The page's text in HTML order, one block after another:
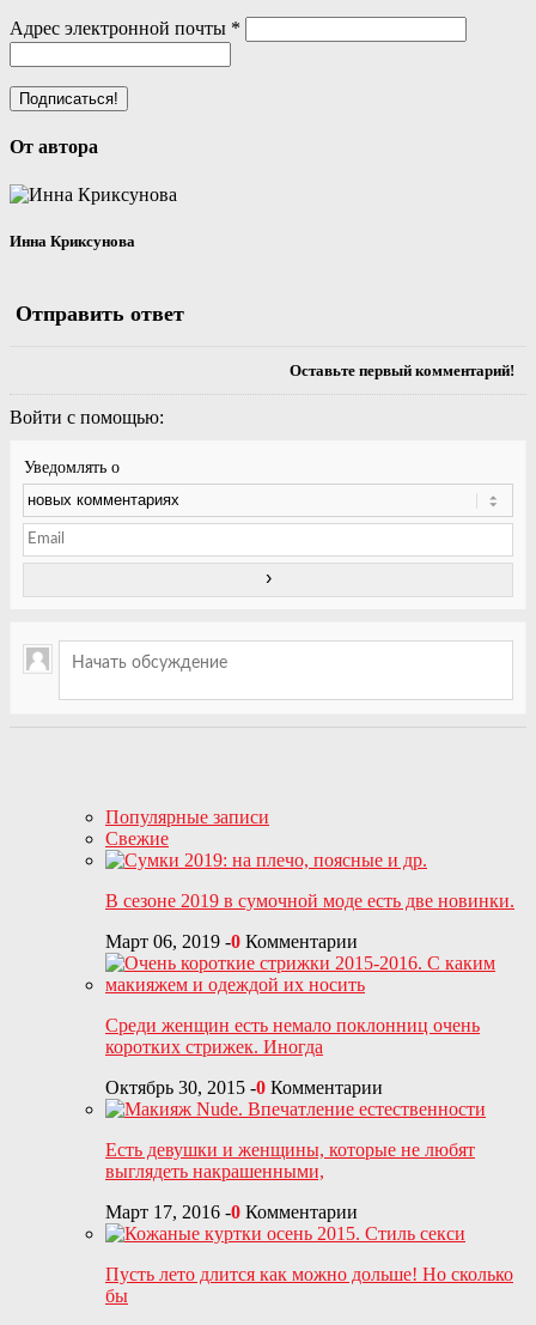
Адрес электронной почты *
От автора
Инна Криксунова
Отправить ответ
Оставьте первый комментарий!
Войти с помощью:
Уведомлять о
Популярные записи
Свежие
В сезоне 2019 в сумочной моде есть две новинки.
Март 06, 2019 -0 Комментарии
Среди женщин есть немало поклонниц очень
коротких стрижек. Иногда
Октябрь 30, 2015 -0 Комментарии
Есть девушки и женщины, которые не любят
выглядеть накрашенными,
Март 17, 2016 -0 Комментарии
Пусть лето длится как можно дольше! Но сколько
бы